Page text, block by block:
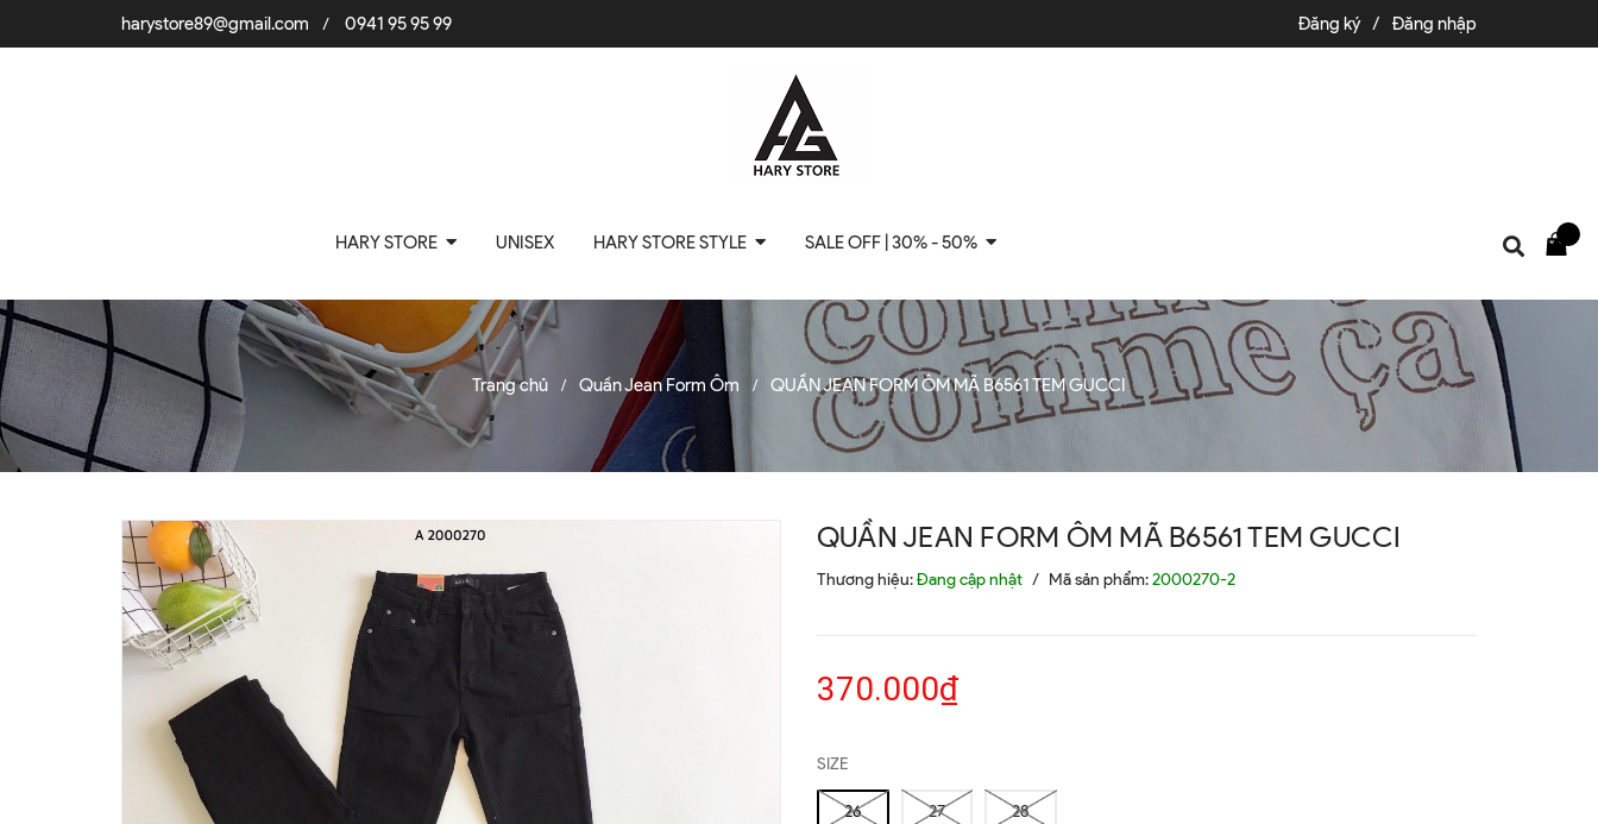
harystore89@gmail.com / 0941 95 95 99 Đăng ký / Đăng nhập
HARY STORE UNISEX HARY STORE STYLE SALE OFF | 30% - 50%
Trang chủ / Quần Jean Form Ôm / QUẦN JEAN FORM ÔM MÃ B6561 TEM GUCCI
QUẦN JEAN FORM ÔM MÃ B6561 TEM GUCCI
Thương hiệu:Đang cập nhật / Mã sản phẩm:2000270-2
370.000₫
SIZE
26 27 28